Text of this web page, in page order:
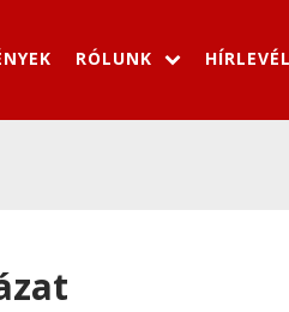
RÓLUNK HÍRLEVÉL